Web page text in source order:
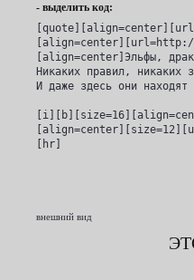
- выделить код:
[align=center]Эльфы,
Никаких правил, никаких
И даже здесь они
[hr]
внешний вид